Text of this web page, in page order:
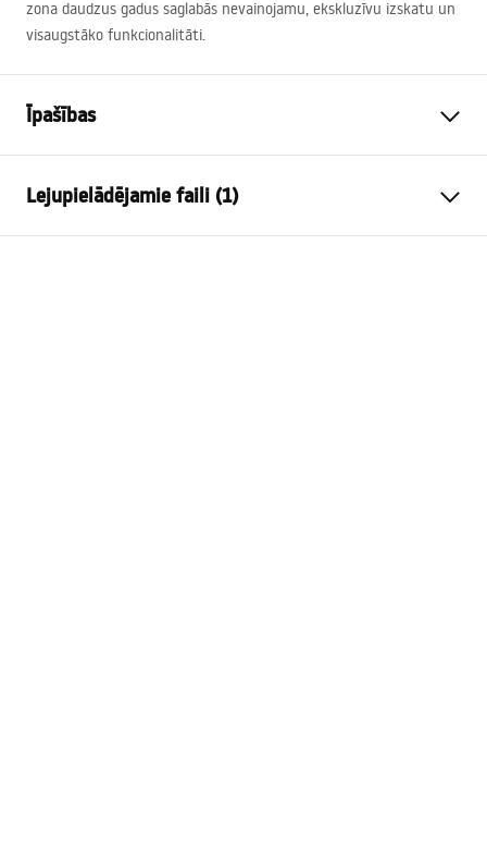
zona daudzus gadus saglabās nevainojamu, ekskluzīvu izskatu un
visaugstāko funkcionalitāti.
Īpašības
Modelis
Savietojamas skalošanas
Tips T
Lejupielādējamie faili (1)